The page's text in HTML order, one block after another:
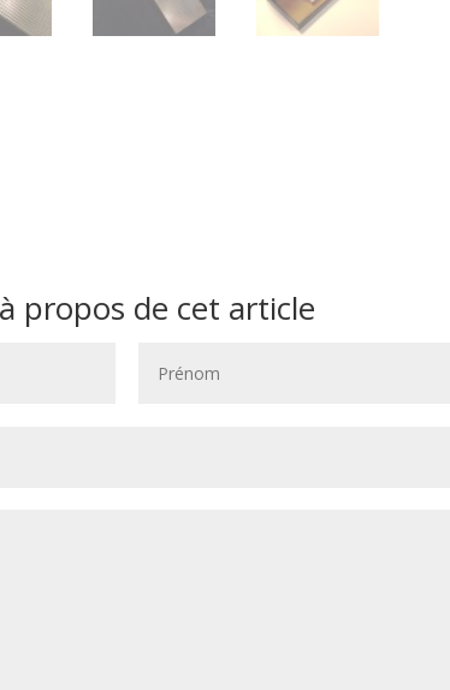
propos de cet article